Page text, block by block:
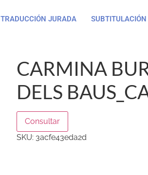
TRADUCCIÓN JURADA SUBTITULACIÓN
CARMINA
DELS
Consultar
SKU: 3acfe43eda2d